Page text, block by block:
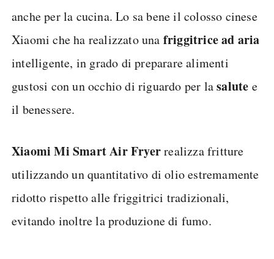
anche per la cucina. Lo sa bene il colosso cinese
Xiaomi che ha realizzato una friggitrice ad aria
intelligente, in grado di preparare alimenti
gustosi con un occhio di riguardo per lasalute e
il benessere.
Xiaomi Mi Smart Air Fryerrealizza fritture
utilizzando un quantitativo di olio estremamente
ridotto rispetto alle friggitrici tradizionali,
evitando inoltre la produzione di fumo.